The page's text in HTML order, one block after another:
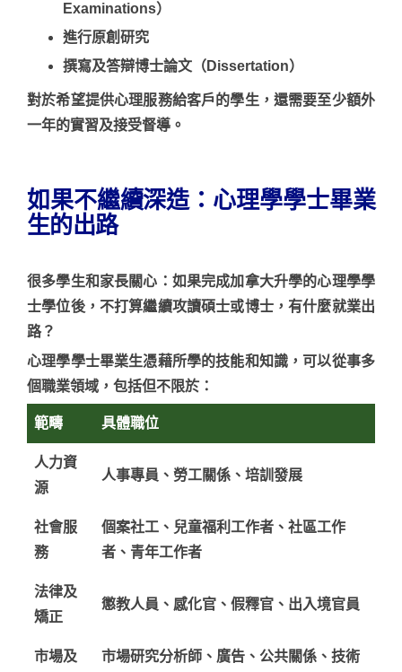
Examinations）
進行原創研究
撰寫及答辯博士論文（Dissertation）
對於希望提供心理服務給客戶的學生，還需要至少額外
一年的實習及接受督導。
如果不繼續深造：心理學學士畢業
生的出路
很多學生和家長關心：如果完成加拿大升學的心理學學
士學位後，不打算繼續攻讀碩士或博士，有什麼就業出
路？
心理學學士畢業生憑藉所學的技能和知識，可以從事多
個職業領域，包括但不限於：
範疇 具體職位
人力資
源
人事專員、勞工關係、培訓發展
社會服
務
個案社工、兒童福利工作者、社區工作
者、青年工作者
法律及
矯正
懲教人員、感化官、假釋官、出入境官員
市場及 市場研究分析師、廣告、公共關係、技術